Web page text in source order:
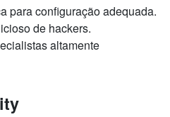
para configuração adequada.
de hackers.
altamente